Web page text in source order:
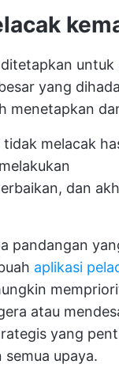
untuk
yang
menetapkan
melacak
dan
pandangan
aplikasi
atau
yang
semua upaya.